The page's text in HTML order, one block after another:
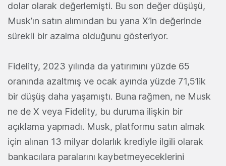
dolar olarak değerlemişti. Bu son değer düşüşü,
Musk’ın satın alımından bu yana X’in değerinde
sürekli bir azalma olduğunu gösteriyor.
Fidelity, 2023 yılında da yatırımını yüzde 65
oranında azaltmış ve ocak ayında yüzde 71,5’lik
bir düşüş daha yaşamıştı. Buna rağmen, ne Musk
ne de X veya Fidelity, bu duruma ilişkin bir
açıklama yapmadı. Musk, platformu satın almak
için alınan 13 milyar dolarlık krediyle ilgili olarak
bankacılara paralarını kaybetmeyeceklerini